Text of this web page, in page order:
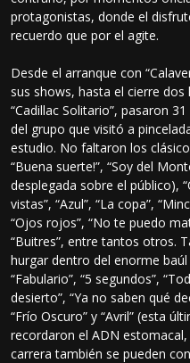
protagonistas, donde el
recuerdo que por el agite.
Desde el arranque con
sus shows, hasta el cierre
“Cadillac Solitario”, pasaron
del grupo que visitó a
estudio. No faltaron los
“Buena suerte!”, “Soy del
desplegada sobre el público),
vistas”, “Azul”, “La copa”,
“Ojos rojos”, “No te puedo
“Buitres”, entre tantos otros.
hurgar dentro del enorme
“Fabulario”, “5 segundos”,
desierto”, “Ya no saben qué
“Frío Oscuro” y “Avril” (esta
recordaron el ADN
carrera también se pueden